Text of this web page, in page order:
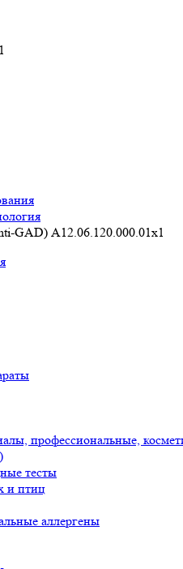
GAD) A12.06.120.000.01x1
профессиональные,
тесты
и птиц
аллергены